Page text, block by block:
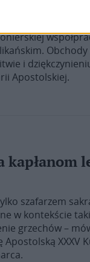
św.
i
Apostolskiej.
szafarzem
w kontekście
grzechów –
XXXV